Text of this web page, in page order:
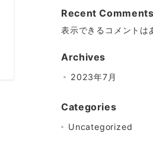
Recent Comments
表示できるコメントは
Archives
2023年7月
Categories
Uncategorized